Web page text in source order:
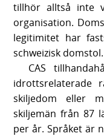
tillhör alltså inte
organisation.
legitimitet har
schweizisk domstol.
CAS
idrottsrelaterade
skiljedom eller
skiljemän från 87
per år. Språket är